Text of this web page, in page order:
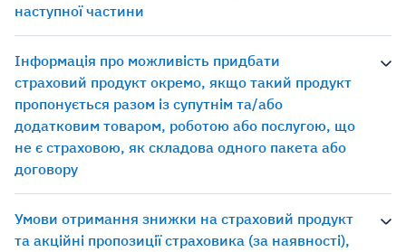
наступної частини
Інформація про можливість придбати
страховий продукт окремо, якщо такий продукт
пропонується разом із супутнім та/або
додатковим товаром, роботою або послугою, що
не є страховою, як складова одного пакета або
договору
Умови отримання знижки на страховий продукт
та акційні пропозиції страховика (за наявності),